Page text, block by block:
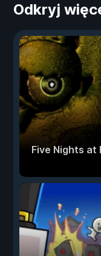
Odkryj
Five Nights at